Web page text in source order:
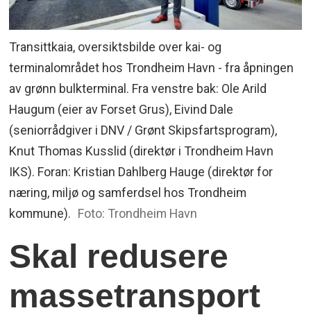
Transittkaia, oversiktsbilde over kai- og
terminalområdet hos Trondheim Havn - fra åpningen
av grønn bulkterminal. Fra venstre bak: Ole Arild
Haugum (eier av Forset Grus), Eivind Dale
(seniorrådgiver i DNV / Grønt Skipsfartsprogram),
Knut Thomas Kusslid (direktør i Trondheim Havn
IKS). Foran: Kristian Dahlberg Hauge (direktør for
næring, miljø og samferdsel hos Trondheim
kommune). Foto: Trondheim Havn
Skal redusere
massetransport